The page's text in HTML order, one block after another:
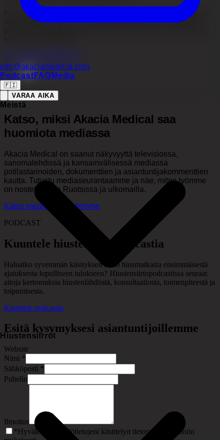
info@akaciamedical.com
Podcast FAQ Media
🇫🇮
VARAA AIKA
Meistä
Hiustensiirrot
Konsultaatio auttaa meitä arvioimaan hiustenlähtöäsi, lähtökohtiasi,
siirremäärän tarvetta ja sitä, mikä menetelmä voisi sopia sinulle
Lue lisää konsultaatiosta
MEDIASSA
Katso, miksi Akacia Medical saa
huomiota mediassa
Akacia Medical on saanut näkyvyyttä televisiossa,
sanomalehdissä ja kansainvälisessä mediassa
potilastarinoiden, dokumenttien ja asiantuntijakommenttien
kautta. Tutustu mediaseurantaamme ja näe, miten työmme
on nostettu esiin Ruotsissa ja ulkomailla.
Katso medianäkyvyytemme
PODCAST
Kuuntele hiustensiirtopodcastia
Haluatko syvemmän käsityksen koko hiusmatkasta ensimmäisestä
ajatuksesta lopulliseen tulokseen? Hiustensiirtopodcastissa seuraat
aitoja kertomuksia hiustenlähdöstä, konsultaatiosta, toimenpiteestä ja
toipumisesta.
Kuuntele podcastia
Esitä kysymyksesi asiantuntijoillemme
Website
Nimi *
Sähköposti *
Puhelin
Ilmoitus
*Hyväksyn henkilötietojeni käsittelyn tietosuojakäytännön